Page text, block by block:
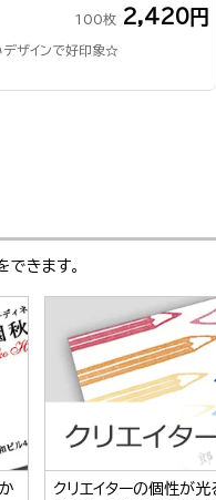
100枚 2,420円
デザインで好印象☆
きます。
クリエイターの個性が光